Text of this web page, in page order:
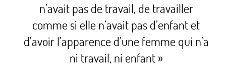
n’avait pas de travail, de travailler
comme si elle n’avait pas d’enfant et
d’avoir l’apparence d’une femme qui n’a
ni travail, ni enfant »